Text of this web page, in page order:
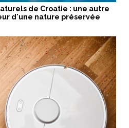
de Croatie : une autre
d'une nature préservée